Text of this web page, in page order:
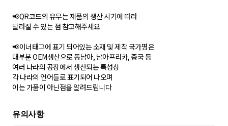
📢QR코드의 유무는 제품의 생산 시기에 따라
달라질 수 있는 점 참고해주세요
📢이너태그에 표기 되어있는 소재 및 제작 국가명은
대부분 OEM생산으로 동남아, 남아프리카, 중국 등
여러 나라의 공장에서 생산되는 특성상
각 나라의 언어들로 표기되어 나오며
이는 가품이 아닌점을 알려드립니다
유의사항